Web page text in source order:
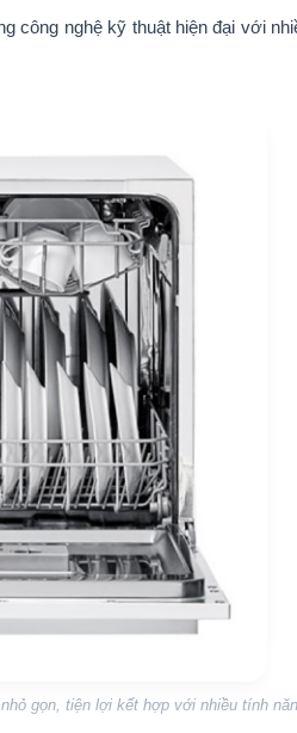
nghệ kỹ thuật hiện đại với
gọn, tiện lợi kết hợp với nhiều tính